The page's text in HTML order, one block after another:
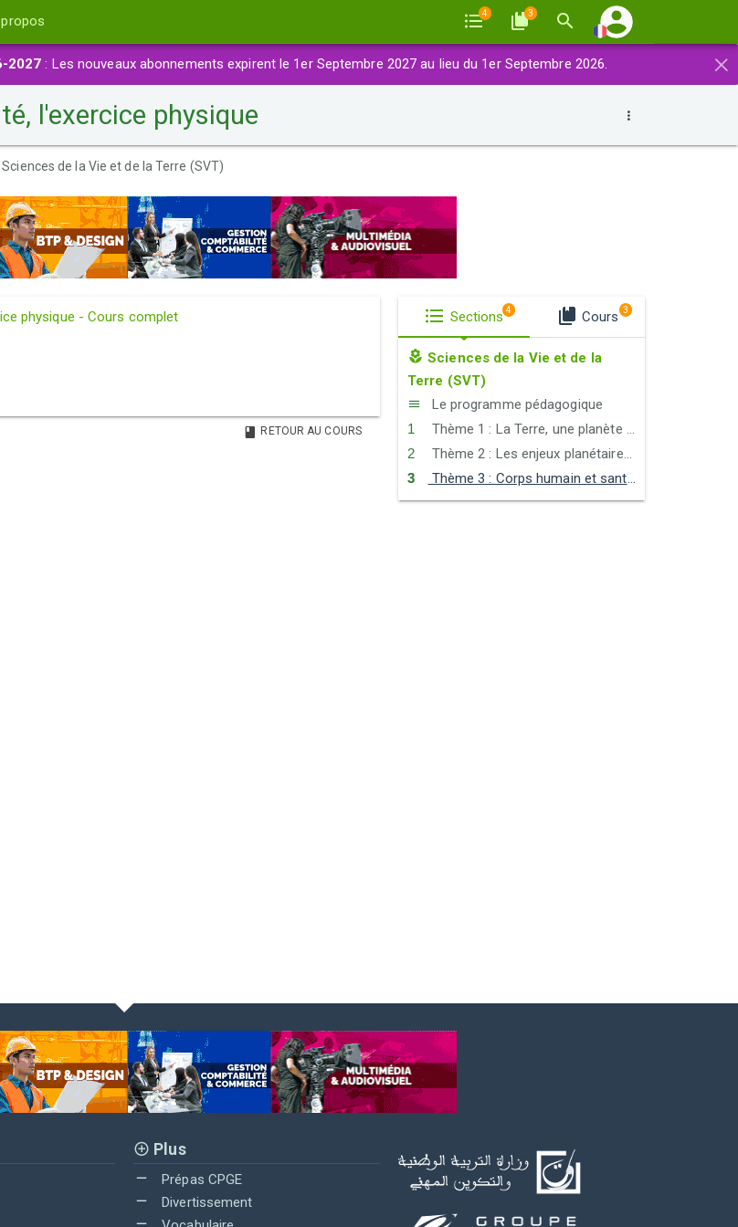
4 3
×
2027 : Les nouveaux abonnements expirent le 1er Septembre 2027 au lieu du 1er Septembre 2026.
l'exercice physique
Sciences de la Vie et de la Terre (SVT)
physique - Cours complet
RETOUR AU COURS
Sections 4 Cours 3
Sciences de la Vie et de la
Terre (SVT)
Le programme pédagogique
Thème 1 : La Terre, une planète habitée
Thème 2 : Les enjeux planétaires contemporains : énergie, sol
Thème 3 : Corps humain et santé, l'exercice physique
Plus
Prépas CPGE
Divertissement